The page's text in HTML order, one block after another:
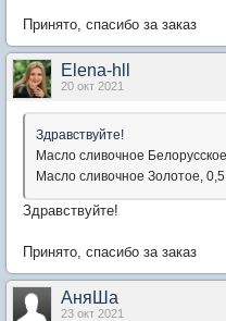
Принято, спасибо за заказ
Elena-hll
20 окт 2021
Здравствуйте!
Масло сливочное
Масло сливочное Золотое, 0,5
Здравствуйте!
Принято, спасибо за заказ
АняШа
23 окт 2021